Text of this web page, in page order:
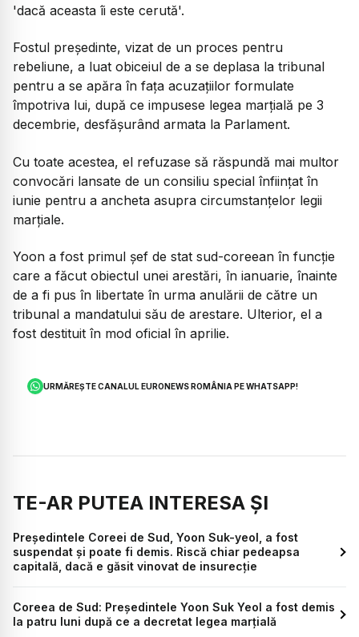
'dacă aceasta îi este cerută'.
Fostul președinte, vizat de un proces pentru
rebeliune, a luat obiceiul de a se deplasa la tribunal
pentru a se apăra în fața acuzațiilor formulate
împotriva lui, după ce impusese legea marțială pe 3
decembrie, desfășurând armata la Parlament.
Cu toate acestea, el refuzase să răspundă mai multor
convocări lansate de un consiliu special înființat în
iunie pentru a ancheta asupra circumstanțelor legii
marțiale.
Yoon a fost primul șef de stat sud-coreean în funcție
care a făcut obiectul unei arestări, în ianuarie, înainte
de a fi pus în libertate în urma anulării de către un
tribunal a mandatului său de arestare. Ulterior, el a
fost destituit în mod oficial în aprilie.
URMĂREȘTE CANALUL EURONEWS ROMÂNIA PE WHATSAPP!
TE-AR PUTEA INTERESA ȘI
Președintele Coreei de Sud, Yoon Suk-yeol, a fost
suspendat și poate fi demis. Riscă chiar pedeapsa
capitală, dacă e găsit vinovat de insurecție
Coreea de Sud: Președintele Yoon Suk Yeol a fost demis
la patru luni după ce a decretat legea marțială